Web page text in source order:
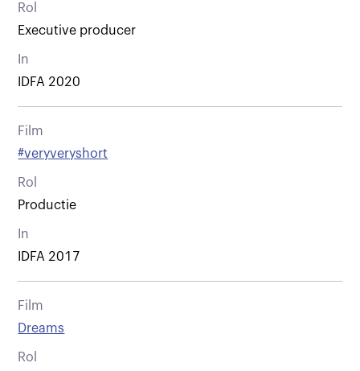
Rol
Executive producer
In
IDFA 2020
Film
#veryveryshort
Rol
Productie
In
IDFA 2017
Film
Dreams
Rol